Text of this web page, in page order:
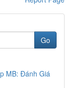
Go
MB: Đánh Giá